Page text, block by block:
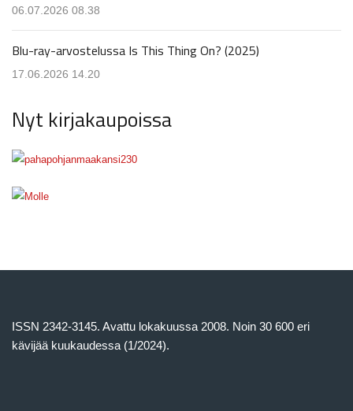
06.07.2026 08.38
Blu-ray-arvostelussa Is This Thing On? (2025)
17.06.2026 14.20
Nyt kirjakaupoissa
ISSN 2342-3145. Avattu lokakuussa 2008. Noin 30 600 eri
kävijää kuukaudessa (1/2024).